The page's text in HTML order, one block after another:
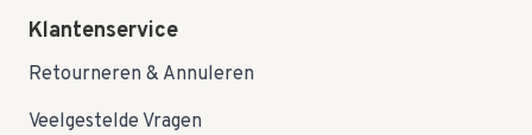
Klantenservice
Retourneren & Annuleren
Veelgestelde Vragen